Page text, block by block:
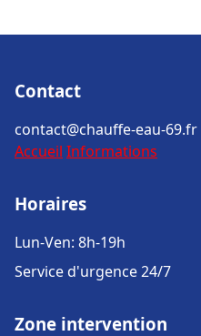
Contact
contact@chauffe-eau-69.fr
Accueil Informations
Horaires
Lun-Ven: 8h-19h
Service d'urgence 24/7
Zone intervention